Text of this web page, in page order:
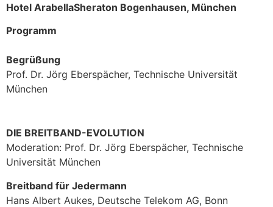
Hotel ArabellaSheraton Bogenhausen, München
Programm
Begrüßung
Prof. Dr. Jörg Eberspächer, Technische Universität
München
DIE BREITBAND-EVOLUTION
Moderation: Prof. Dr. Jörg Eberspächer, Technische
Universität München
Breitband für Jedermann
Hans Albert Aukes, Deutsche Telekom AG, Bonn